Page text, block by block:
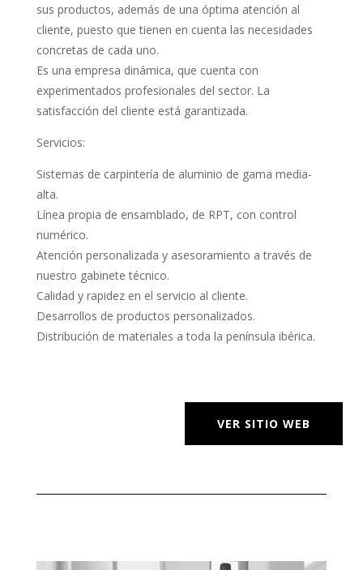
sus productos, además de una óptima atención al
cliente, puesto que tienen en cuenta las necesidades
concretas de cada uno.
Es una empresa dinámica, que cuenta con
experimentados profesionales del sector. La
satisfacción del cliente está garantizada.
Servicios:
Sistemas de carpintería de aluminio de gama media-
alta.
Línea propia de ensamblado, de RPT, con control
numérico.
Atención personalizada y asesoramiento a través de
nuestro gabinete técnico.
Calidad y rapidez en el servicio al cliente.
Desarrollos de productos personalizados.
Distribución de materiales a toda la península ibérica.
VER SITIO WEB